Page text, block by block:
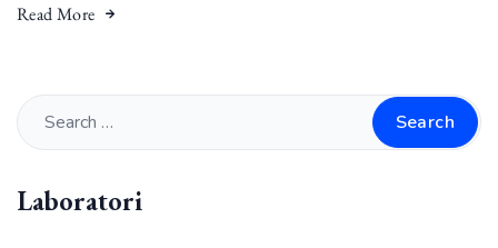
Read More
Search
Laboratori